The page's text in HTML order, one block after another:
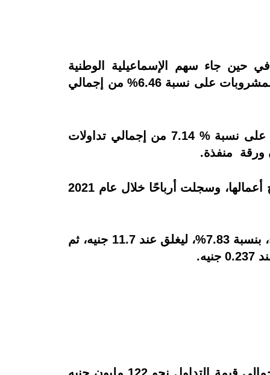
العامة للصوامع والتحزين أسهم البورصة الأكثر ارتفاعًا بنسبة 15% في حين جاء سهم الإسماعيلية الوطنية
للصناعات الغذائية (فوديكو) ضمن الأسهم الأكثر تراجعًا بنسبة 3.85%، واستحوذ قطاع الأغذية والمشروبات على نسبة 6.46% من إجمالي
وسجل قطاع الأغذية والمشروبات ارتفاعًا كبيرًا في ختام جلسة أمس الثلاثاء، واستحوذ القطاع على نسبة % 7.14 من إجمالي تداولات
وارتفع قطاع الأغذية والمشروبات بشكل كبير بدعم من إعلان عدد من شركات القطاع عن نتائج أعمالها، وسجلت أرباحًا خلال عام 2021
وتصدرت الشرقية للدخان "ايسترن كومباني" الأسهم الأكثر ارتفاعًا في ختام جلسة أمس الثلاثاء، بنسبة 7.83%، ليغلق عند 11.7 جنيه، ثم